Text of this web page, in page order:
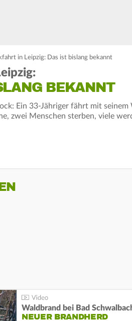
in Leipzig: Das ist bislang bekannt
BEKANNT
Ein 33‑Jähriger fährt mit
zwei Menschen sterben, viele
Waldbrand bei Bad
NEUER BRANDHERD